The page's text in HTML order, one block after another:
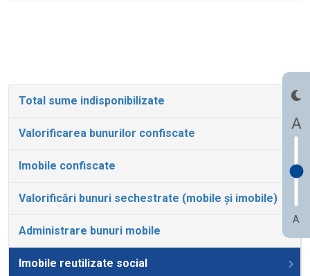
A
A
Total sume indisponibilizate
Valorificarea bunurilor confiscate
Imobile confiscate
Valorificări bunuri sechestrate (mobile și imobile)
Administrare bunuri mobile
Imobile reutilizate social